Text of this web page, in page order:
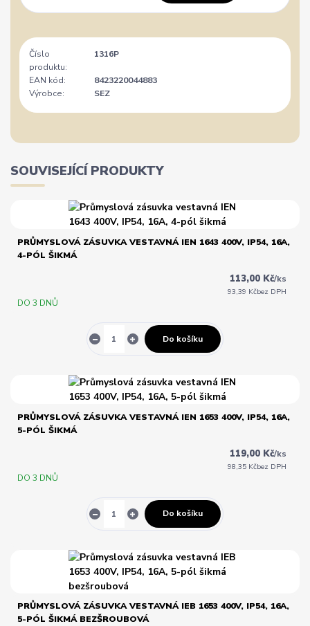
Číslo
produktu:
1316P
EAN kód:
8423220044883
Výrobce:
SEZ
SOUVISEJÍCÍ PRODUKTY
PRŮMYSLOVÁ ZÁSUVKA VESTAVNÁ IEN 1643 400V, IP54, 16A,
4-PÓL ŠIKMÁ
113,00 Kč/ks
93,39 Kčbez DPH
DO 3 DNŮ
Do košíku
PRŮMYSLOVÁ ZÁSUVKA VESTAVNÁ IEN 1653 400V, IP54, 16A,
5-PÓL ŠIKMÁ
119,00 Kč/ks
98,35 Kčbez DPH
DO 3 DNŮ
Do košíku
PRŮMYSLOVÁ ZÁSUVKA VESTAVNÁ IEB 1653 400V, IP54, 16A,
5-PÓL ŠIKMÁ BEZŠROUBOVÁ